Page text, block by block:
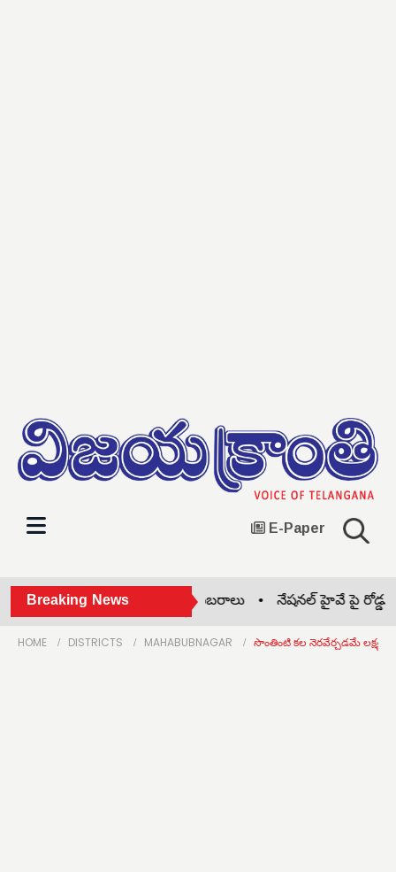
E-Paper
Breaking News
వాగ్దేవి పాఠశాలలో బోనాల సంబరాలు • నేషనల్ హైవే పై రోడ్డు
HOME DISTRICTS MAHABUBNAGAR సొంతింటి కల నెరవేర్చడమే లక్ష్యం